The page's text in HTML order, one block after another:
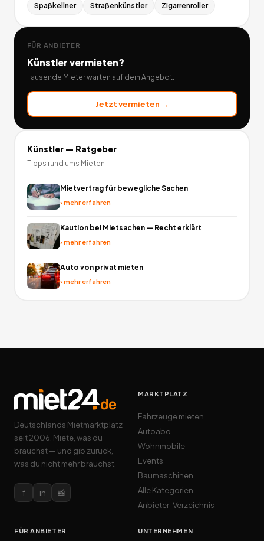
Spaßkellner Straßenkünstler Zigarrenroller
FÜR ANBIETER
Künstlervermieten?
Tausende Mieter warten auf dein Angebot.
Jetzt vermieten →
Künstler— Ratgeber
Tipps rund ums Mieten
Mietvertrag für bewegliche Sachen
›mehr erfahren
Kaution bei Mietsachen — Recht erklärt
›mehr erfahren
Auto von privat mieten
›mehr erfahren
Deutschlands Mietmarktplatz
seit 2006. Miete, was du
brauchst — und gib zurück,
was du nicht mehr brauchst.
f in 📸
MARKTPLATZ
Fahrzeuge mieten
Autoabo
Wohnmobile
Events
Baumaschinen
Alle Kategorien
Anbieter-Verzeichnis
FÜR ANBIETER UNTERNEHMEN